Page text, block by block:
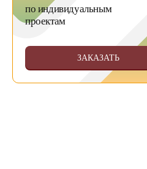
по индивидуальным
проектам
ЗАКАЗАТЬ